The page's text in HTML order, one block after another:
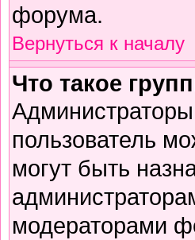
форума.
Вернуться к началу
Что такое
пользователь
могут быть
модераторами